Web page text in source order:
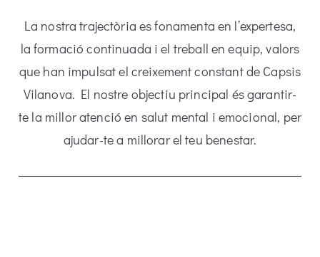
La nostra trajectòria es fonamenta en l’expertesa,
la formació continuada i el treball en equip, valors
que han impulsat el creixement constant de Capsis
Vilanova. El nostre objectiu principal és garantir-
te la millor atenció en salut mental i emocional, per
ajudar-te a millorar el teu benestar.